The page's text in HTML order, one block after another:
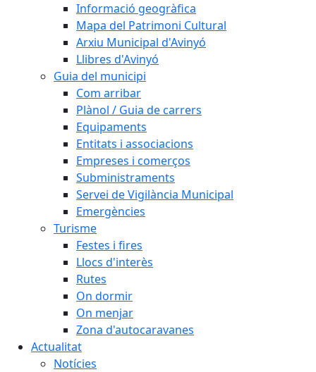
Informació geogràfica
Mapa del Patrimoni Cultural
Arxiu Municipal d'Avinyó
Llibres d'Avinyó
Guia del municipi
Com arribar
Plànol / Guia de carrers
Equipaments
Entitats i associacions
Empreses i comerços
Subministraments
Servei de Vigilància Municipal
Emergències
Turisme
Festes i fires
Llocs d'interès
Rutes
On dormir
On menjar
Zona d'autocaravanes
Actualitat
Notícies